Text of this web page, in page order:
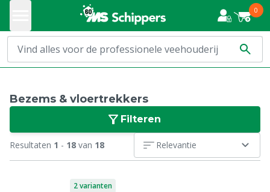
0
Bezems & vloertrekkers
Filteren
Resultaten 1 - 18 van 18 Relevantie
2 varianten